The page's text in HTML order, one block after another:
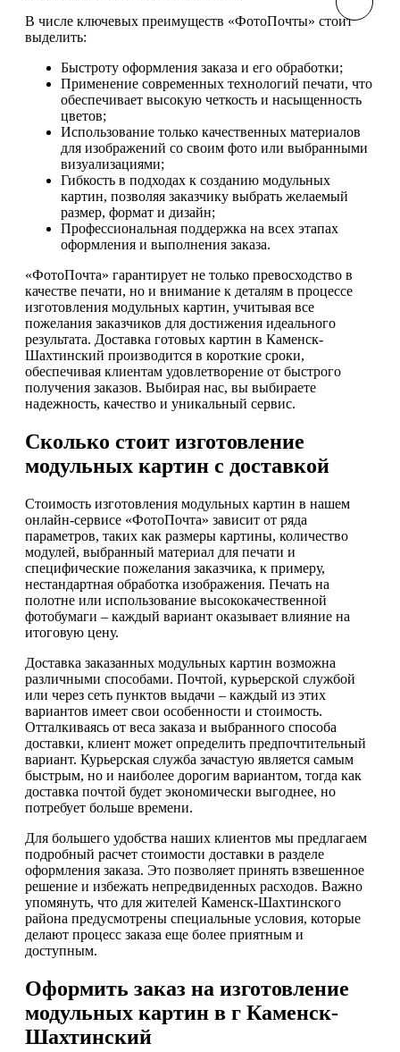
В числе ключевых преимуществ «ФотоПочты» стоит
выделить:
Быстроту оформления заказа и его обработки;
Применение современных технологий печати, что
обеспечивает высокую четкость и насыщенность
цветов;
Использование только качественных материалов
для изображений со своим фото или выбранными
визуализациями;
Гибкость в подходах к созданию модульных
картин, позволяя заказчику выбрать желаемый
размер, формат и дизайн;
Профессиональная поддержка на всех этапах
оформления и выполнения заказа.
«ФотоПочта» гарантирует не только превосходство в
качестве печати, но и внимание к деталям в процессе
изготовления модульных картин, учитывая все
пожелания заказчиков для достижения идеального
результата. Доставка готовых картин в Каменск-
Шахтинский производится в короткие сроки,
обеспечивая клиентам удовлетворение от быстрого
получения заказов. Выбирая нас, вы выбираете
надежность, качество и уникальный сервис.
Сколько стоит изготовление
модульных картин с доставкой
Стоимость изготовления модульных картин в нашем
онлайн-сервисе «ФотоПочта» зависит от ряда
параметров, таких как размеры картины, количество
модулей, выбранный материал для печати и
специфические пожелания заказчика, к примеру,
нестандартная обработка изображения. Печать на
полотне или использование высококачественной
фотобумаги – каждый вариант оказывает влияние на
итоговую цену.
Доставка заказанных модульных картин возможна
различными способами. Почтой, курьерской службой
или через сеть пунктов выдачи – каждый из этих
вариантов имеет свои особенности и стоимость.
Отталкиваясь от веса заказа и выбранного способа
доставки, клиент может определить предпочтительный
вариант. Курьерская служба зачастую является самым
быстрым, но и наиболее дорогим вариантом, тогда как
доставка почтой будет экономически выгоднее, но
потребует больше времени.
Для большего удобства наших клиентов мы предлагаем
подробный расчет стоимости доставки в разделе
оформления заказа. Это позволяет принять взвешенное
решение и избежать непредвиденных расходов. Важно
упомянуть, что для жителей Каменск-Шахтинского
района предусмотрены специальные условия, которые
делают процесс заказа еще более приятным и
доступным.
Оформить заказ на изготовление
модульных картин в г Каменск-
Шахтинский